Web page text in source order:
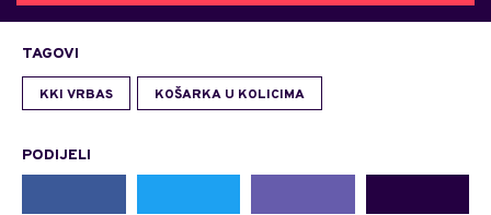
TAGOVI
KKI VRBAS KOŠARKA U KOLICIMA
PODIJELI